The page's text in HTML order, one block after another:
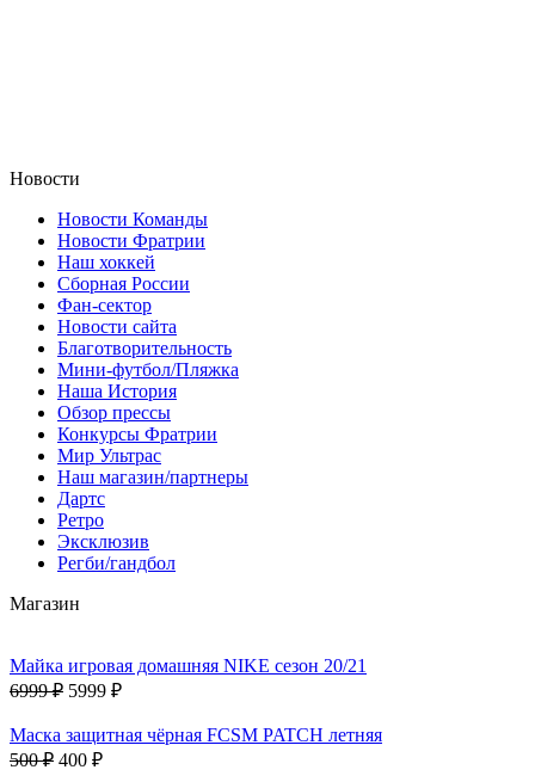
Новости
Новости Команды
Новости Фратрии
Наш хоккей
Сборная России
Фан-cектор
Новости сайта
Благотворительность
Мини-футбол/Пляжка
Наша История
Обзор прессы
Конкурсы Фратрии
Мир Ультрас
Наш магазин/партнеры
Дартс
Ретро
Эксклюзив
Регби/гандбол
Магазин
Майка игровая домашняя NIKE сезон 20/21
6999 ₽ 5999 ₽
Маска защитная чёрная FCSM PATCH летняя
500 ₽ 400 ₽